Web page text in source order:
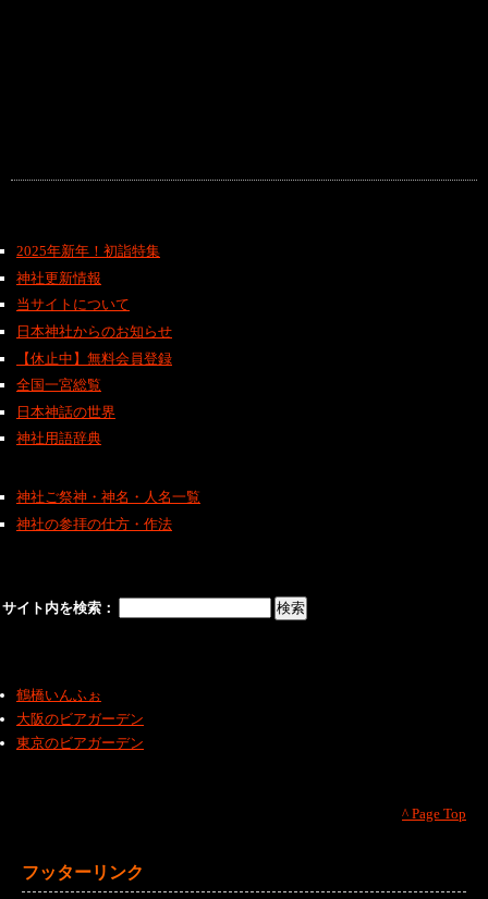
2025年新年！初詣特集
神社更新情報
当サイトについて
日本神社からのお知らせ
【休止中】無料会員登録
全国一宮総覧
日本神話の世界
神社用語辞典
神社ご祭神・神名・人名一覧
神社の参拝の仕方・作法
サイト内を検索：
鶴橋いんふぉ
大阪のビアガーデン
東京のビアガーデン
^ Page Top
フッターリンク